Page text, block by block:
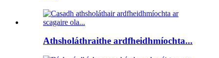
Athsholáthraithe ardfheidhmíochta...